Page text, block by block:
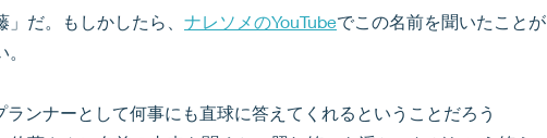
だ。もしかしたら、 ナレソメのYouTubeでこの名前を聞いたことが
ランナーとして何事にも直球に答えてくれるということだろう